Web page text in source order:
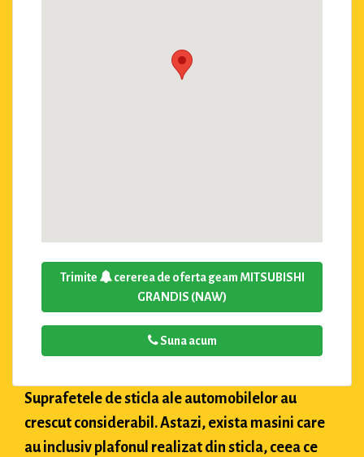
Trimite
cererea de oferta geam MITSUBISHI
GRANDIS (NAW)
Suna acum
Suprafetele de sticla ale automobilelor au
crescut considerabil. Astazi, exista masini care
au inclusiv plafonul realizat din sticla, ceea ce